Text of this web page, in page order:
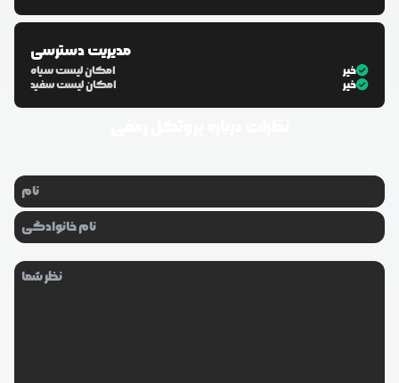
مدیریت دسترسی
امکان لیست سیاه
خیر
امکان لیست سفید
خیر